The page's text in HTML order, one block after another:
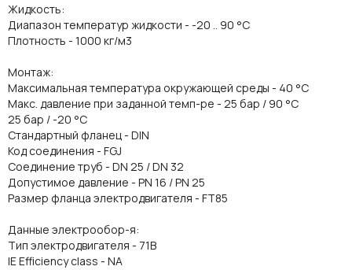
Жидкость:
Диапазон температур жидкости - -20 .. 90 °C
Плотность - 1000 кг/м3
Монтаж:
Максимальная температура окружающей среды - 40 °C
Макс. давление при заданной темп-ре - 25 бар / 90 °C
25 бар / -20 °C
Стандартный фланец - DIN
Код соединения - FGJ
Соединение труб - DN 25 / DN 32
Допустимое давление - PN 16 / PN 25
Размер фланца электродвигателя - FT85
Данные электрообор-я:
Тип электродвигателя - 71B
IE Efficiency class - NA